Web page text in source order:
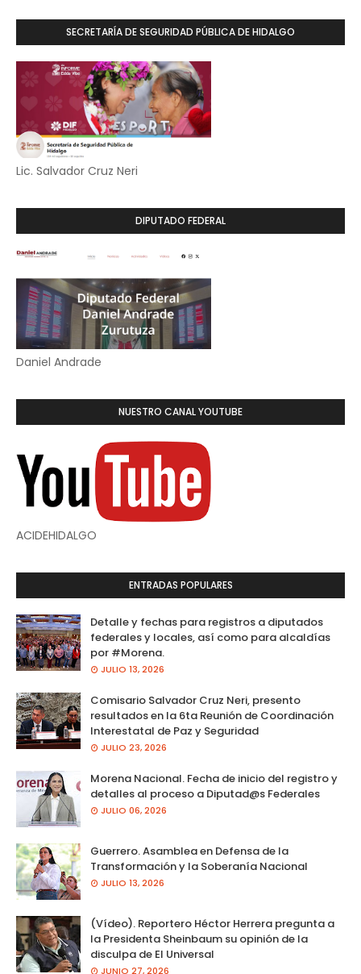
SECRETARÍA DE SEGURIDAD PÚBLICA DE HIDALGO
Lic. Salvador Cruz Neri
DIPUTADO FEDERAL
Daniel Andrade
NUESTRO CANAL YOUTUBE
ACIDEHIDALGO
ENTRADAS POPULARES
Detalle y fechas para registros a diputados
federales y locales, así como para alcaldías
por #Morena.
JULIO 13, 2026
Comisario Salvador Cruz Neri, presento
resultados en la 6ta Reunión de Coordinación
Interestatal de Paz y Seguridad
JULIO 23, 2026
Morena Nacional. Fecha de inicio del registro y
detalles al proceso a Diputad@s Federales
JULIO 06, 2026
Guerrero. Asamblea en Defensa de la
Transformación y la Soberanía Nacional
JULIO 13, 2026
(Vídeo). Reportero Héctor Herrera pregunta a
la Presidenta Sheinbaum su opinión de la
disculpa de El Universal
JUNIO 27, 2026